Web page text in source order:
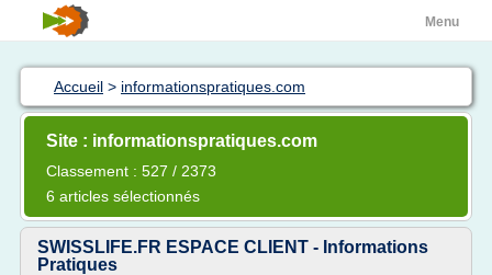
Menu
Accueil > informationspratiques.com
Site : informationspratiques.com
Classement : 527 / 2373
6 articles sélectionnés
SWISSLIFE.FR ESPACE CLIENT - Informations
Pratiques